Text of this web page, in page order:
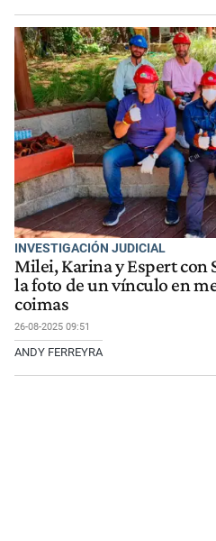
INVESTIGACIÓN JUDICIAL
Milei, Karina y Espert con
la foto de un vínculo en
coimas
26-08-2025 09:51
ANDY FERREYRA